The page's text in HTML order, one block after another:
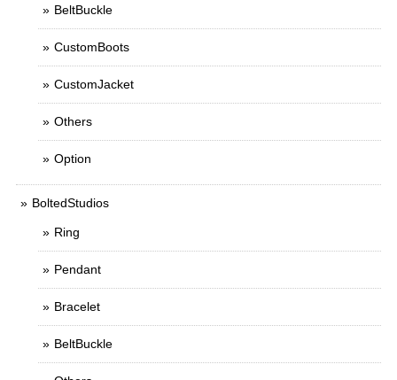
BeltBuckle
CustomBoots
CustomJacket
Others
Option
BoltedStudios
Ring
Pendant
Bracelet
BeltBuckle